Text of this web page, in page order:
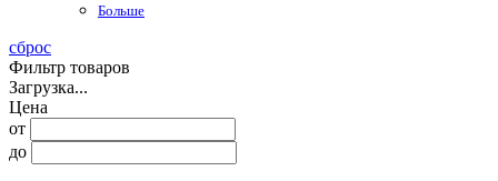
Больше
сброс
Фильтр товаров
Загрузка...
Цена
от
до